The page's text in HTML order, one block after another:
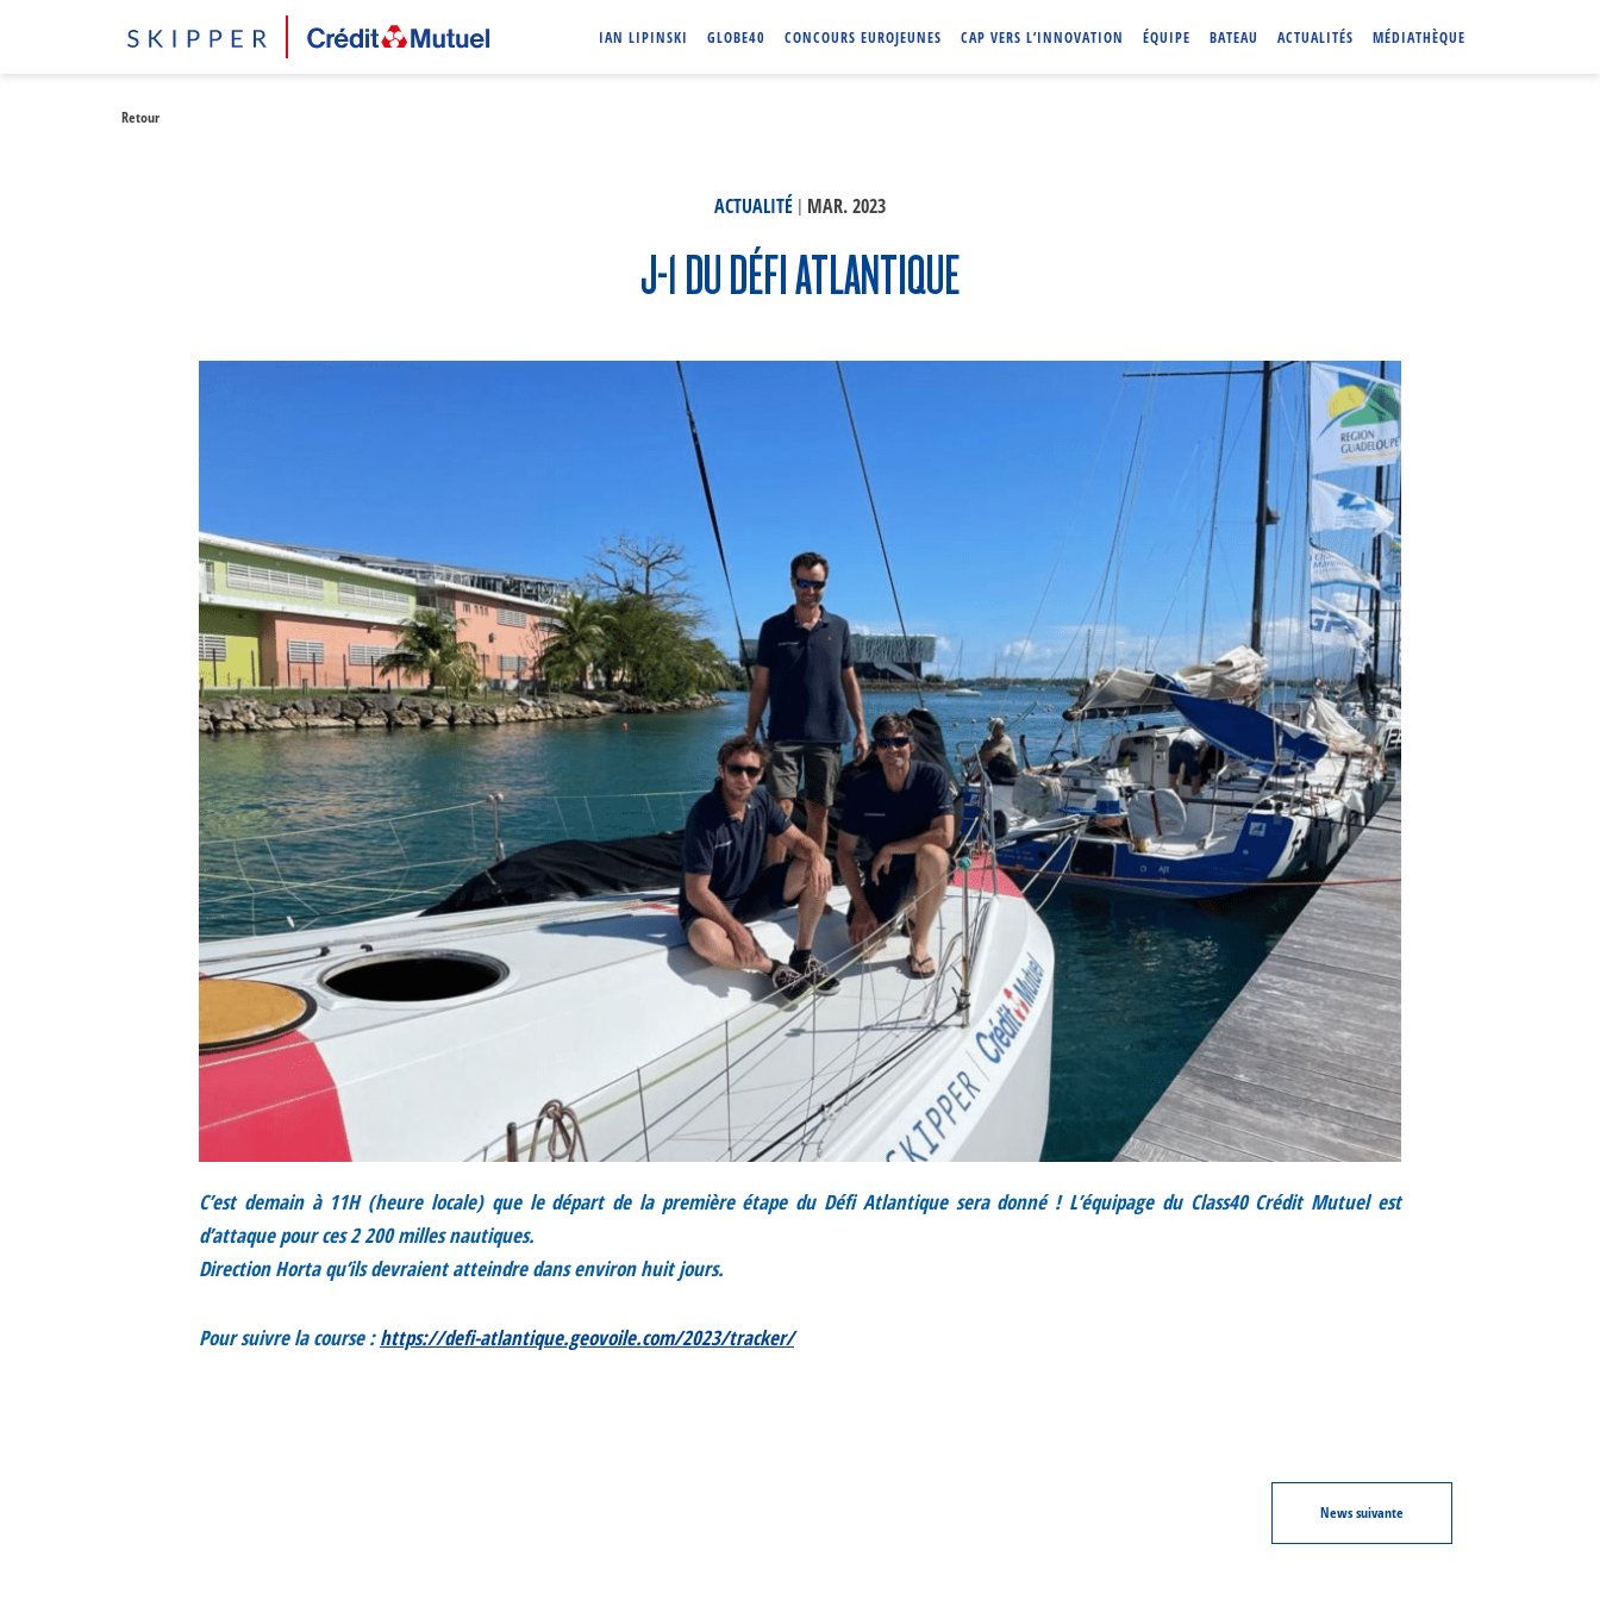
IAN LIPINSKI GLOBE40 CONCOURS EUROJEUNES CAP VERS L’INNOVATION ÉQUIPE BATEAU ACTUALITÉS MÉDIATHÈQUE
Retour
ACTUALITÉ | MAR. 2023
J-1 DU DÉFI ATLANTIQUE
C’est demain à 11H (heure locale) que le départ de la première étape du Défi Atlantique sera donné ! L’équipage du Class40 Crédit Mutuel est
d’attaque pour ces 2 200 milles nautiques.
Direction Horta qu’ils devraient atteindre dans environ huit jours.
Pour suivre la course :https://defi-atlantique.geovoile.com/2023/tracker/
Newssuivante